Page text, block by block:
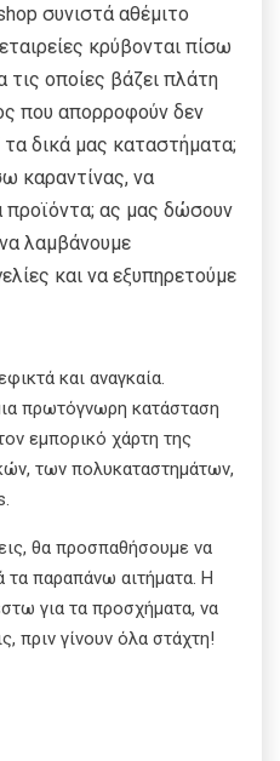
συνιστά αθέμιτο
κρύβονται πίσω
τις οποίες βάζει πλάτη
που απορροφούν δεν
τα δικά μας καταστήματα;
καραντίνας, να
προϊόντα; ας μας δώσουν
λαμβάνουμε
και να εξυπηρετούμε
και αναγκαία.
πρωτόγνωρη κατάσταση
εμπορικό χάρτη της
των πολυκαταστημάτων,
θα προσπαθήσουμε να
παραπάνω αιτήματα. Η
για τα προσχήματα, να
πριν γίνουν όλα στάχτη!